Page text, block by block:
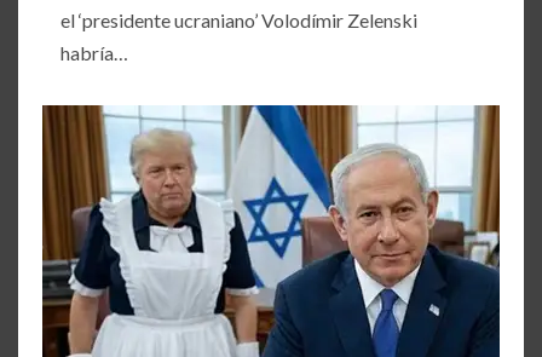
el ‘presidente ucraniano’ Volodímir Zelenski
habría…